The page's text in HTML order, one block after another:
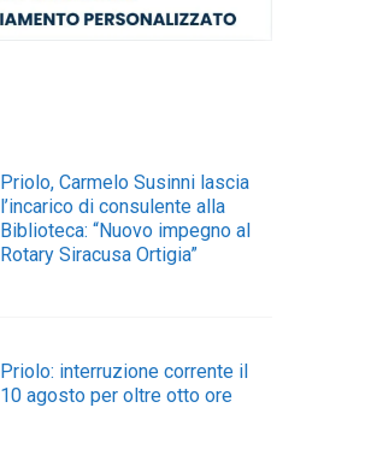
Priolo, Carmelo Susinni lascia
l’incarico di consulente alla
Biblioteca: “Nuovo impegno al
Rotary Siracusa Ortigia”
Priolo: interruzione corrente il
10 agosto per oltre otto ore